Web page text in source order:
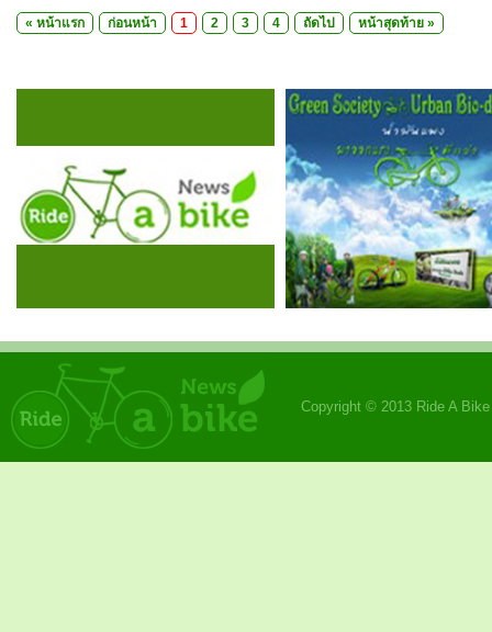
« หน้าแรก ก่อนหน้า 1 2 3 4 ถัดไป หน้าสุดท้าย »
Copyright © 2013 Ride A